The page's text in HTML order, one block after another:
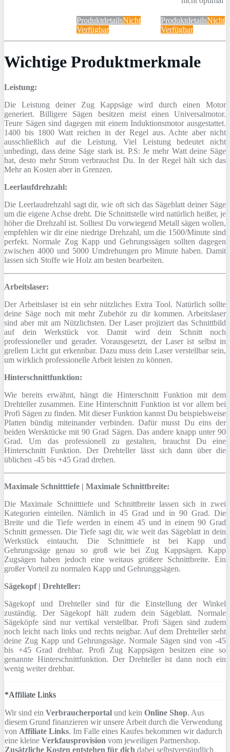
ProduktdetailsNicht
Verfügbar
ProduktdetailsNicht
Verfügbar
Wichtige Produktmerkmale
Leistung:
Die Leistung deiner Zug Kappsäge wird durch einen Motor
generiert. Billigere Sägen besitzen meist einen Universalmotor.
Teure Sägen sind dagegen mit einem Induktionsmotor ausgestattet.
1400 bis 1800 Watt reichen in der Regel aus. Achte aber nicht
ausschließlich auf die Leistung. Viel Leistung bedeutet nicht
unbedingt, dass deine Säge stark ist. P.S: Je mehr Watt deine Säge
hat, desto mehr Strom verbrauchst Du. In der Regel hält sich das
Mehr an Kosten aber in Grenzen.
Leerlaufdrehzahl:
Die Leerlaudrehzahl sagt dir, wie oft sich das Sägeblatt deiner Säge
um die eigene Achse dreht. Die Schnittstelle wird natürlich heißer, je
höher die Drehzahl ist. Solltest Du vorwiegend Metall sägen wollen,
empfehlen wir dir eine niedrige Drehzahl, um die 1500/Minute sind
perfekt. Normale Zug Kapp und Gehrungssägen sollten dagegen
zwischen 4000 und 5000 Umdrehungen pro Minute haben. Damit
lassen sich Stoffe wie Holz am besten bearbeiten.
Arbeitslaser:
Der Arbeitslaser ist ein sehr nützliches Extra Tool. Natürlich sollte
deine Säge noch mit mehr Zubehör zu dir kommen. Arbeitslaser
sind aber mit am Nützlichsten. Der Laser projiziert das Schnittbild
auf dein Werkstück vor. Damit wird dein Schnitt noch
professioneller und gerader. Vorausgesetzt, der Laser ist selbst in
grellem Licht gut erkennbar. Dazu muss dein Laser verstellbar sein,
um wirklich professionelle Arbeit leisten zu können.
Hinterschnittfunktion:
Wie bereits erwähnt, hängt die Hinterschnitt Funktion mit dem
Drehteller zusammen. Eine Hinterschnitt Funktion ist vor allem bei
Profi Sägen zu finden. Mit dieser Funktion kannst Du beispielsweise
Platten bündig miteinander verbinden. Dafür musst Du eins der
beiden Wersktücke mit 90 Grad Sägen. Das andere knapp unter 90
Grad. Um das professionell zu gestalten, brauchst Du eine
Hinterschnitt Funktion. Der Drehteller lässt sich dann über die
üblichen -45 bis +45 Grad drehen.
Maximale Schnitttiefe | Maximale Schnittbreite:
Die Maximale Schnitttiefe und Schnittbreite lassen sich in zwei
Kategorien einteilen. Nämlich in 45 Grad und in 90 Grad. Die
Breite und die Tiefe werden in einem 45 und in einem 90 Grad
Schnitt gemessen. Die Tiefe sagt dir, wie weit das Sägeblatt in dein
Werkstück eintaucht. Die Schnitttiefe ist bei Kapp und
Gehrungssäge genau so groß wie bei Zug Kappsägen. Kapp
Zugsägen haben jedoch eine weitaus größere Schnittbreite. Ein
großer Vorteil zu normalen Kapp und Gehrunggsägen.
Sägekopf | Drehteller:
Sägekopf und Drehteller sind für die Einstellung der Winkel
zuständig. Der Sägekopf hält zudem dein Sägeblatt. Normale
Sägeköpfe sind nur vertikal verstellbar. Profi Sägen sind zudem
noch leicht nach links und rechts neigbar. Auf dem Drehteller steht
deine Zug Kapp und Gehrungssäge. Normale Sägen sind von -45
bis +45 Grad drehbar. Profi Zug Kappsägen besitzen eine so
genannte Hinterschnittfunktion. Der Drehteller ist dann noch ein
wenig weiter drehbar.
*Affiliate Links
Wir sind ein Verbraucherportal und kein Online Shop. Aus
diesem Grund finanzieren wir unsere Arbeit durch die Verwendung
von Affiliate Links. Im Falle eines Kaufes bekommen wir dadurch
eine kleine Verkfausprovision vom jeweiligen Partnershop.
Zusätzliche Kosten entstehen für dich dabei selbstverständlich